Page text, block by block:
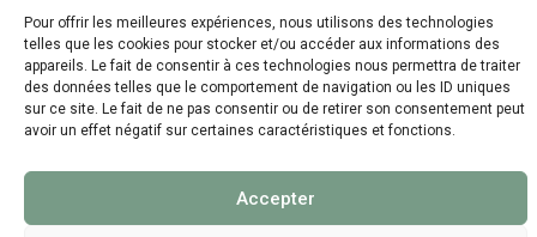
Pour offrir les meilleures expériences, nous utilisons des technologies
telles que les cookies pour stocker et/ou accéder aux informations des
appareils. Le fait de consentir à ces technologies nous permettra de traiter
des données telles que le comportement de navigation ou les ID uniques
sur ce site. Le fait de ne pas consentir ou de retirer son consentement peut
avoir un effet négatif sur certaines caractéristiques et fonctions.
Accepter
WebKit